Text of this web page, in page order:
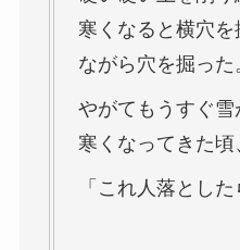
寒くなると横穴を
ながら穴を掘った
やがてもうすぐ
寒くなってきた頃
「これ人落とし